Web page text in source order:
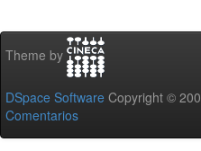
Theme by
DSpace Software Copyright ©
Comentarios